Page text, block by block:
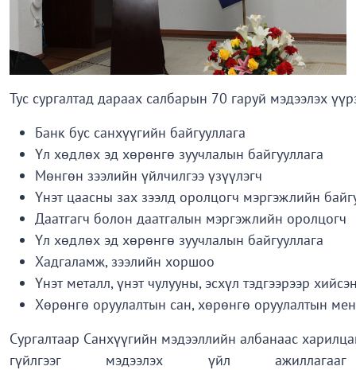
Тус сургалтад дараах салбарын 70 гаруй мэдээлэх
Банк бус санхүүгийн байгууллага
Үл хөдлөх эд хөрөнгө зуучлалын байгууллага
Мөнгөн зээлийн үйлчилгээ үзүүлэгч
Үнэт цаасны зах зээлд оролцогч мэргэжлийн
Даатгагч болон даатгалын мэргэжлийн оролцогч
Үл хөдлөх эд хөрөнгө зуучлалын байгууллага
Хадгаламж, зээлийн хоршоо
Үнэт металл, үнэт чулууны, эсхүл тэдгээрээр
Хөрөнгө оруулалтын сан, хөрөнгө оруулалтын
Сургалтаар Санхүүгийн мэдээллийн албанаас
гүйлгээг мэдээлэх үйл ажиллагааг